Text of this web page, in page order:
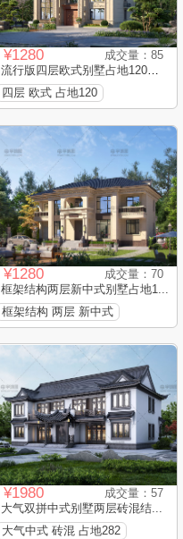
¥1280
成交量：85
流行版四层欧式别墅占地120平...
四层 欧式 占地120
¥1280
成交量：70
框架结构两层新中式别墅占地1...
框架结构 两层 新中式
¥1980
成交量：57
大气双拼中式别墅两层砖混结...
大气中式 砖混 占地282